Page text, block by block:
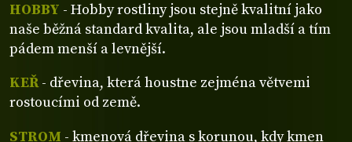
HOBBY - Hobby rostliny jsou stejně kvalitní jako
naše běžná standard kvalita, ale jsou mladší a tím
pádem menší a levnější.
KEŘ- dřevina, která houstne zejména větvemi
rostoucími od země.
STROM - kmenová dřevina s korunou, kdy kmen